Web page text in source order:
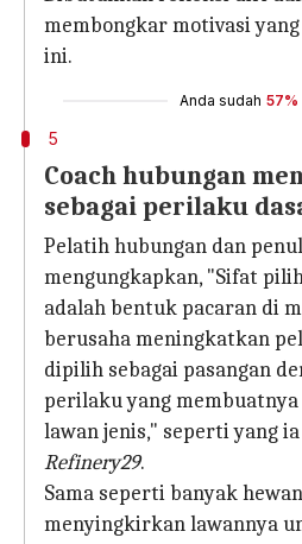
membongkar motivasi
ini.
Anda sudah 57%
5
Coach hubungan
sebagai perilaku
Pelatih hubungan dan
mengungkapkan, "Sifat
adalah bentuk pacaran di
berusaha meningkatkan
dipilih sebagai pasangan
perilaku yang
lawan jenis," seperti yang
Refinery29.
Sama seperti banyak
menyingkirkan lawannya